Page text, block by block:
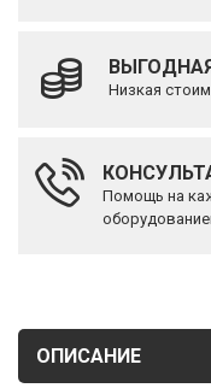
Низкая
Помощь на
ОПИСАНИЕ